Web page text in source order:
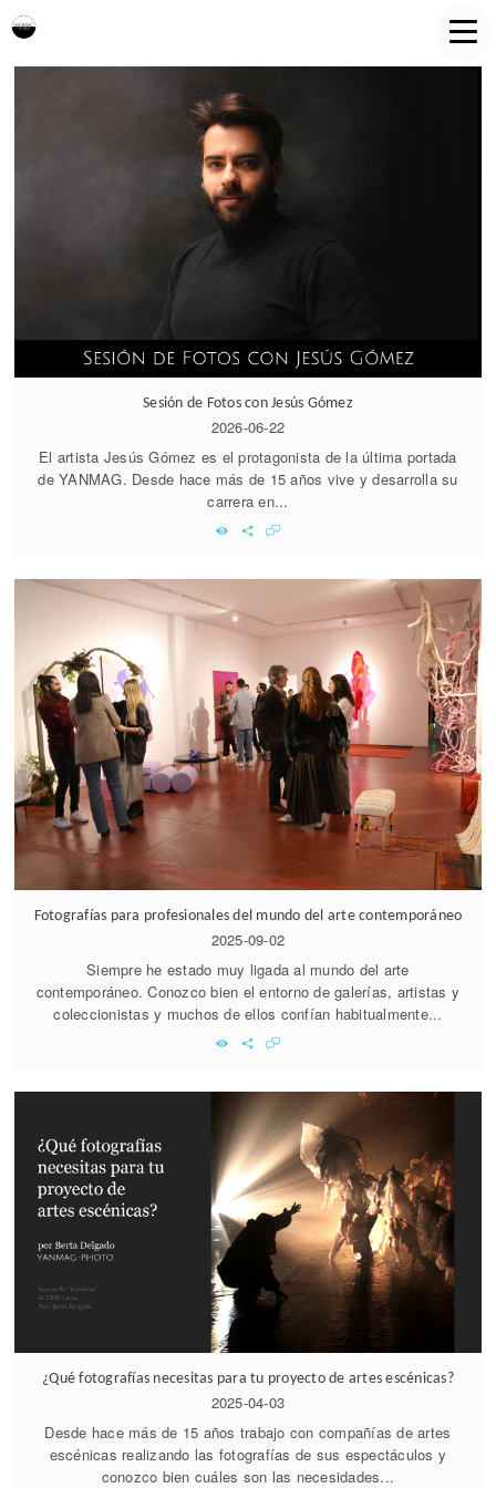
Sesión de Fotos con Jesús Gómez
2026-06-22
El artista Jesús Gómez es el protagonista de la última portada
de YANMAG. Desde hace más de 15 años vive y desarrolla su
carrera en...
Fotografías para profesionales del mundo del arte contemporáneo
2025-09-02
Siempre he estado muy ligada al mundo del arte
contemporáneo. Conozco bien el entorno de galerías, artistas y
coleccionistas y muchos de ellos confían habitualmente...
¿Qué fotografías necesitas para tu proyecto de artes escénicas?
2025-04-03
Desde hace más de 15 años trabajo con compañías de artes
escénicas realizando las fotografías de sus espectáculos y
conozco bien cuáles son las necesidades...